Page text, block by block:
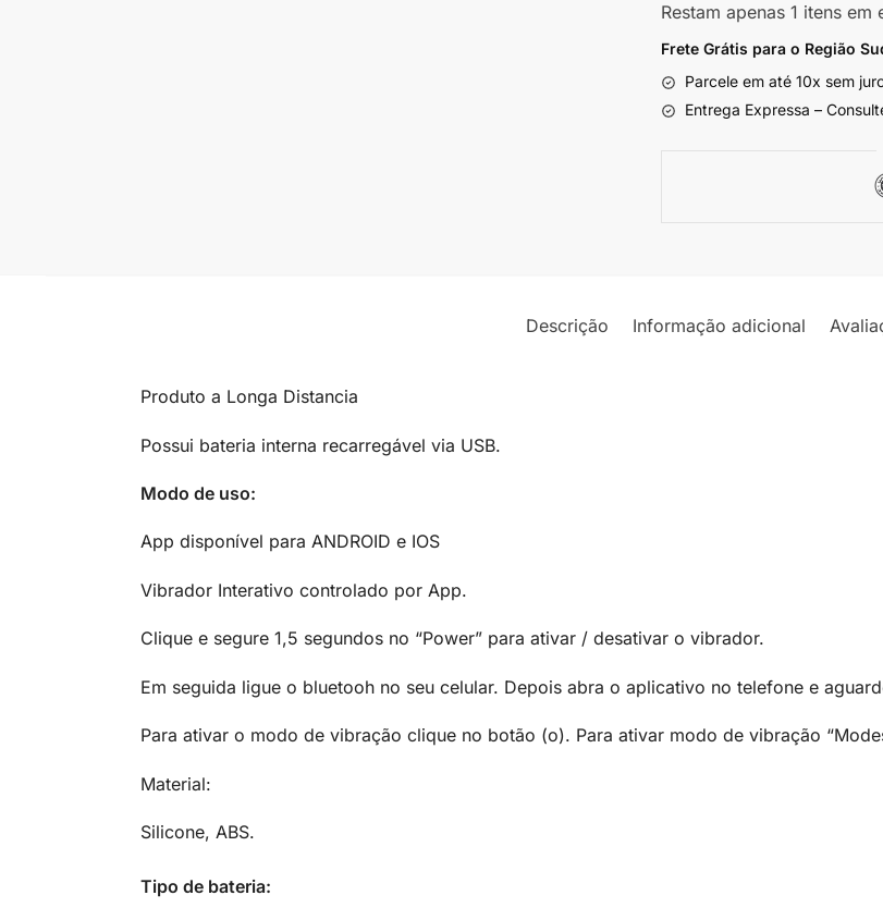
Restam apenas 1 itens em
Frete Grátis para o Região
Parcele em até 10x sem
Entrega Expressa –
Descrição Informação adicional
Produto a Longa Distancia
Possui bateria interna recarregável via USB.
Modo de uso:
App disponível para ANDROID e IOS
Vibrador Interativo controlado por App.
Clique e segure 1,5 segundos no “Power” para ativar / desativar o vibrador.
Em seguida ligue o bluetooh no seu celular. Depois abra o aplicativo no telefone e
Para ativar o modo de vibração clique no botão (o). Para ativar modo de vibração
Material:
Silicone, ABS.
Tipo de bateria: